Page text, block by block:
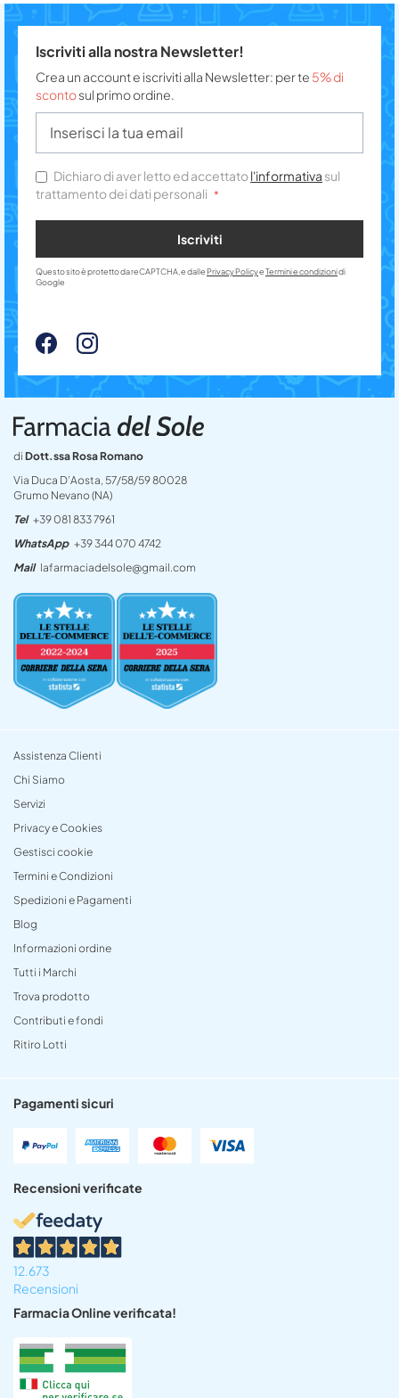
di Dott.ssa Rosa Romano
Via Duca D’Aosta, 57/58/59 80028
Grumo Nevano (NA)
Tel +39 081 833 7961
WhatsApp +39 344 070 4742
Mail lafarmaciadelsole@gmail.com
Assistenza Clienti
Chi Siamo
Servizi
Privacy e Cookies
Gestisci cookie
Termini e Condizioni
Spedizioni e Pagamenti
Blog
Informazioni ordine
Tutti i Marchi
Trova prodotto
Contributi e fondi
Ritiro Lotti
Pagamenti sicuri
Recensioni verificate
12.673
Recensioni
Farmacia Online verificata!
Iscriviti alla nostra Newsletter!
Crea un account e iscriviti alla Newsletter: per te 5% di
scontosul primo ordine.
Dichiaro di aver letto ed accettatol'informativa sul
trattamento dei dati personali
Iscriviti
Questo sito è protetto da reCAPTCHA, e dalle Privacy PolicyeTermini e condizionidi
Google